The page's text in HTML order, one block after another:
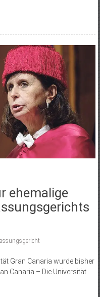
ehemalige
Gran Canaria wurde bisher
Canaria – Die Universität